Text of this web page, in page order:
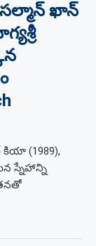
ఖాన్
(1989),
స్నేహాన్ని